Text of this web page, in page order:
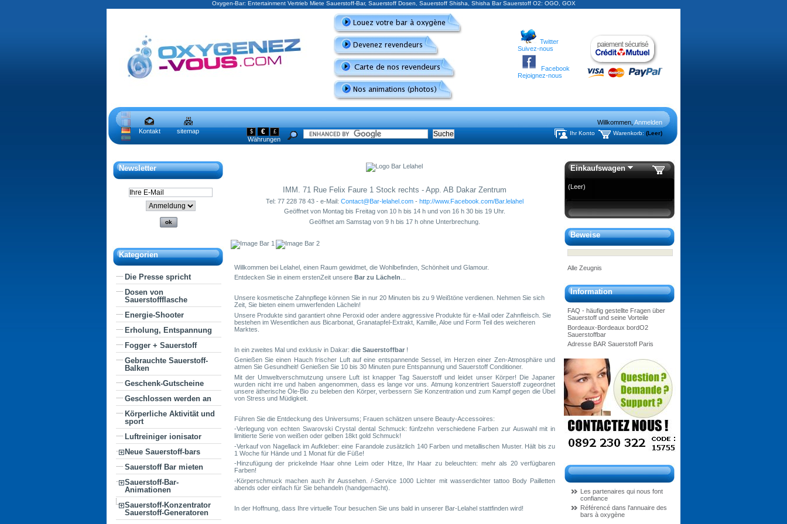
Oxygen-Bar: Entertainment Vertrieb Miete Sauerstoff-Bar, Sauerstoff Dosen, Sauerstoff Shisha, Shisha Bar Sauerstoff O2: OGO, GOX
Twitter
Suivez-nous
Facebook
Rejoignez-nous
Kontakt sitemap
Willkommen,Anmelden
Warenkorb: (Leer)
Ihr Konto
$ € £
Währungen
Newsletter
Kategorien
Die Presse spricht
Dosen von
Sauerstoffflasche
Energie-Shooter
Erholung, Entspannung
Fogger + Sauerstoff
Gebrauchte Sauerstoff-
Balken
Geschenk-Gutscheine
Geschlossen werden an
Körperliche Aktivität und
sport
Luftreiniger ionisator
Neue Sauerstoff-bars
Sauerstoff Bar mieten
Sauerstoff-Bar-
Animationen
Sauerstoff-Konzentrator
Sauerstoff-Generatoren
IMM. 71 Rue Felix Faure 1 Stock rechts - App. AB Dakar Zentrum
Tel: 77 228 78 43 - e-Mail: Contact@Bar-lelahel.com- http://www.Facebook.com/Bar.lelahel
Geöffnet von Montag bis Freitag von 10 h bis 14 h und von 16 h 30 bis 19 Uhr.
Geöffnet am Samstag von 9 h bis 17 h ohne Unterbrechung.
Willkommen bei Lelahel, einen Raum gewidmet, die Wohlbefinden, Schönheit und Glamour.
Entdecken Sie in einem erstenZeit unsere Bar zu Lächeln
Unsere kosmetische Zahnpflege können Sie in nur 20 Minuten bis zu 9 Weißtöne verdienen. Nehmen Sie sich
Zeit, Sie bieten einem umwerfenden Lächeln!
Unsere Produkte sind garantiert ohne Peroxid oder andere aggressive Produkte für e-Mail oder Zahnfleisch. Sie
bestehen im Wesentlichen aus Bicarbonat, Granatapfel-Extrakt, Kamille, Aloe und Form Teil des weicheren
Marktes.
In ein zweites Mal und exklusiv in Dakar: die Sauerstoffbar!
Genießen Sie einen Hauch frischer Luft auf eine entspannende Sessel, im Herzen einer Zen-Atmosphäre und
atmen Sie Gesundheit! Genießen Sie 10 bis 30 Minuten pure Entspannung und Sauerstoff Conditioner.
Mit der Umweltverschmutzung unsere Luft ist knapper Tag Sauerstoff und leidet unser Körper! Die Japaner
wurden nicht irre und haben angenommen, dass es lange vor uns. Atmung konzentriert Sauerstoff zugeordnet
unsere ätherische Öle-Bio zu beleben den Körper, verbessern Sie Konzentration und zum Kampf gegen die Übel
von Stress und Müdigkeit.
Führen Sie die Entdeckung des Universums; Frauen schätzen unsere Beauty-Accessoires:
-Verlegung von echten Swarovski Crystal dental Schmuck: fünfzehn verschiedene Farben zur Auswahl mit in
limitierte Serie von weißen oder gelben 18kt gold Schmuck!
-Verkauf von Nagellack im Aufkleber: eine Farandole zusätzlich 140 Farben und metallischen Muster. Hält bis zu
1 Woche für Hände und 1 Monat für die Füße!
-Hinzufügung der prickelnde Haar ohne Leim oder Hitze, Ihr Haar zu beleuchten: mehr als 20 verfügbaren
Farben!
-Körperschmuck machen auch ihr Aussehen. /-Service 1000 Lichter mit wasserdichter tattoo Body Pailletten
abends oder einfach für Sie behandeln (handgemacht).
In der Hoffnung, dass Ihre virtuelle Tour besuchen Sie uns bald in unserer Bar-Lelahel stattfinden wird!
Einkaufswagen
(Leer)
Beweise
Alle Zeugnis
Information
FAQ - häufig gestellte Fragen über
Sauerstoff und seine Vorteile
Bordeaux-Bordeaux bordO2
Sauerstoffbar
Adresse BAR Sauerstoff Paris
Les partenaires qui nous font
confiance
Référencé dans l'annuaire des
bars à oxygène